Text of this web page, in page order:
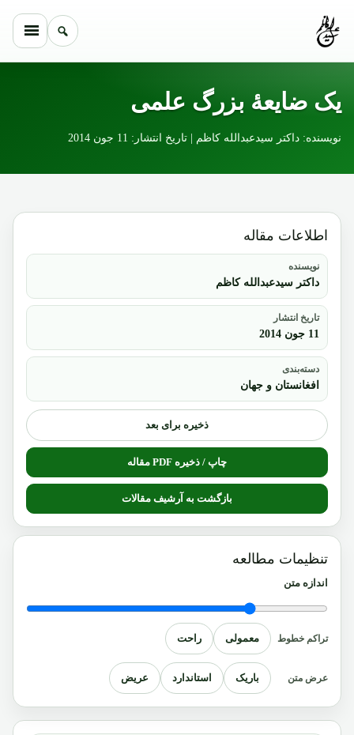
یک ضایعۀ بزرگ علمی
نویسنده: داکتر سیدعبدالله کاظم | تاریخ انتشار: 11 جون 2014
اطلاعات مقاله
نویسنده
داکتر سیدعبدالله کاظم
تاریخ انتشار
11 جون 2014
دسته‌بندی
افغانستان و جهان
ذخیره برای بعد
چاپ / ذخیره PDF مقاله
بازگشت به آرشیف مقالات
تنظیمات مطالعه
اندازه متن
تراکم خطوط معمولی راحت
عرض متن باریک استاندارد عریض